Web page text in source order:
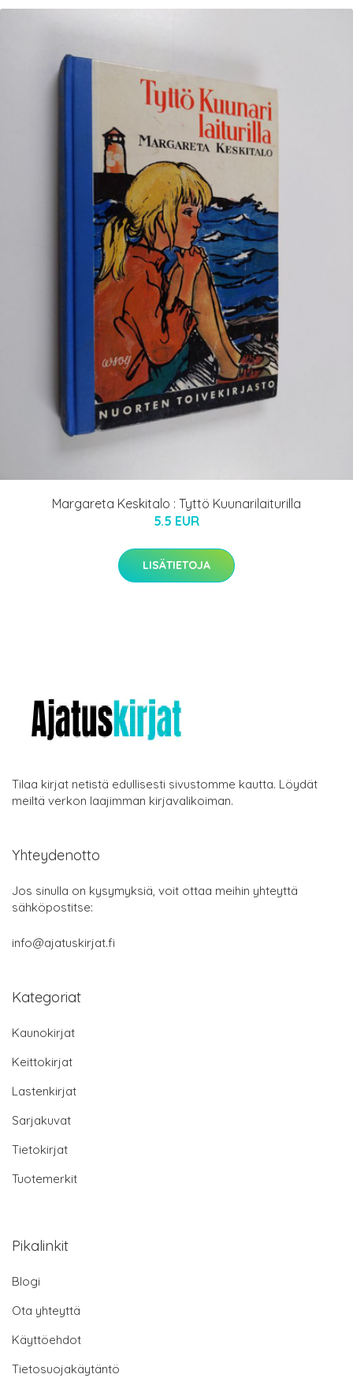
Margareta Keskitalo : Tyttö Kuunarilaiturilla
5.5 EUR
LISÄTIETOJA
Tilaa kirjat netistä edullisesti sivustomme kautta. Löydät
meiltä verkon laajimman kirjavalikoiman.
Yhteydenotto
Jos sinulla on kysymyksiä, voit ottaa meihin yhteyttä
sähköpostitse:
info@ajatuskirjat.fi
Kategoriat
Kaunokirjat
Keittokirjat
Lastenkirjat
Sarjakuvat
Tietokirjat
Tuotemerkit
Pikalinkit
Blogi
Ota yhteyttä
Käyttöehdot
Tietosuojakäytäntö